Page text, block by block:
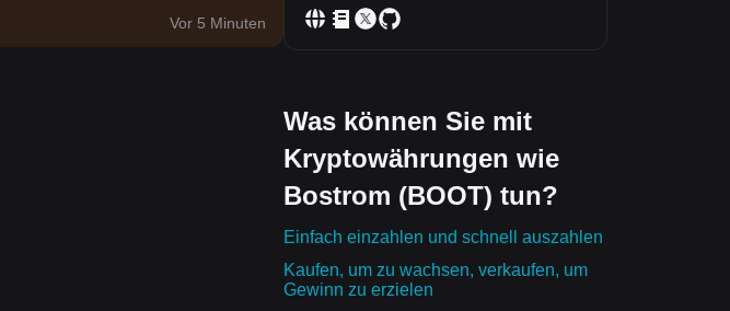
Vor 5 Minuten
Was können Sie mit
Kryptowährungen wie
Bostrom (BOOT) tun?
Einfach einzahlen und schnell auszahlen
Kaufen, um zu wachsen, verkaufen, um
Gewinn zu erzielen